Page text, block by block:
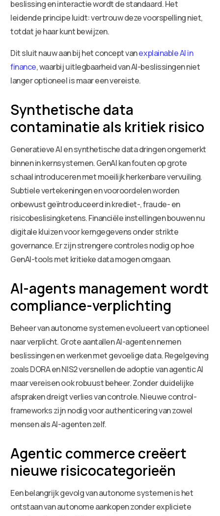
beslissing en interactie wordt de standaard. Het
leidende principe luidt: vertrouw deze voorspelling niet,
totdat je haar kunt bewijzen.
Dit sluit nauw aan bij het concept vanexplainable AI in
finance, waarbij uitlegbaarheid van AI-beslissingen niet
langer optioneel is maar een vereiste.
Synthetische data
contaminatie als kritiek risico
Generatieve AI en synthetische data dringen ongemerkt
binnen in kernsystemen. GenAI kan fouten op grote
schaal introduceren met moeilijk herkenbare vervuiling.
Subtiele vertekeningen en vooroordelen worden
onbewust geïntroduceerd in krediet-, fraude- en
risicobeslisingketens. Financiële instellingen bouwen nu
digitale kluizen voor kerngegevens onder strikte
governance. Er zijn strengere controles nodig op hoe
GenAI-tools met kritieke data mogen omgaan.
AI-agents management wordt
compliance-verplichting
Beheer van autonome systemen evolueert van optioneel
naar verplicht. Grote aantallen AI-agenten nemen
beslissingen en werken met gevoelige data. Regelgeving
zoals DORA en NIS2 versnellen de adoptie van agentic AI
maar vereisen ook robuust beheer. Zonder duidelijke
afspraken dreigt verlies van controle. Nieuwe control-
frameworks zijn nodig voor authenticering van zowel
mensen als AI-agenten zelf.
Agentic commerce creëert
nieuwe risicocategorieën
Een belangrijk gevolg van autonome systemen is het
ontstaan van autonome aankopen zonder expliciete